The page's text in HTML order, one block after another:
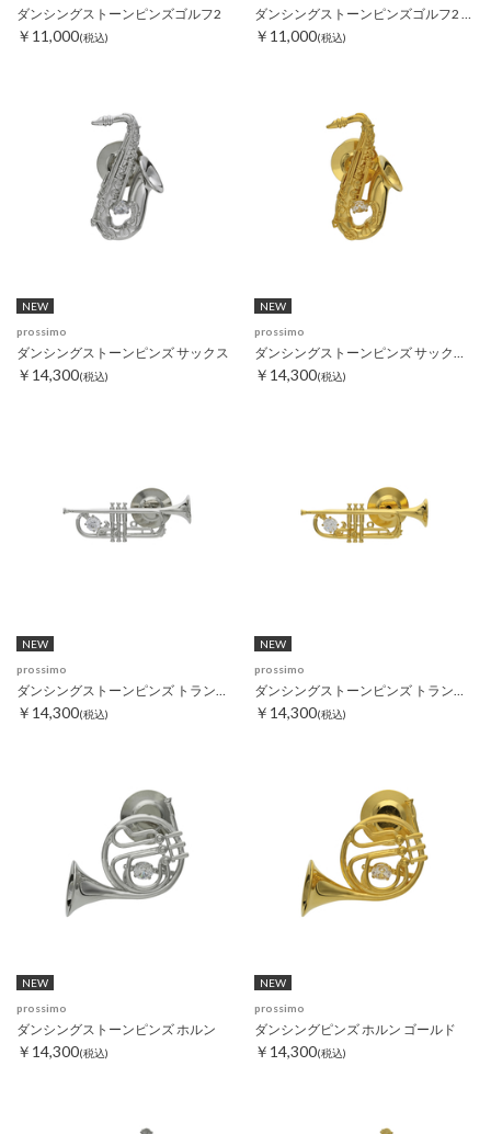
ダンシングストーンピンズゴルフ2
￥11,000(税込)
ダンシングストーンピンズゴルフ2 ゴールド
￥11,000(税込)
NEW
prossimo
ダンシングストーンピンズ サックス
￥14,300(税込)
NEW
prossimo
￥14,300(税込)
NEW
prossimo
ダンシングストーンピンズ トランペット
￥14,300(税込)
NEW
prossimo
ダンシングストーンピンズ トランペット ゴールド
￥14,300(税込)
NEW
prossimo
ダンシングストーンピンズ ホルン
￥14,300(税込)
NEW
prossimo
ダンシングピンズ ホルン ゴールド
￥14,300(税込)